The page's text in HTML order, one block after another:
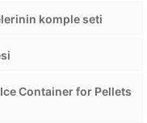
komple seti
Container for Pellets